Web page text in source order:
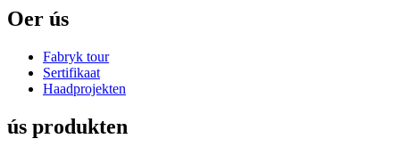
Oer ús
Fabryk tour
Sertifikaat
Haadprojekten
ús produkten